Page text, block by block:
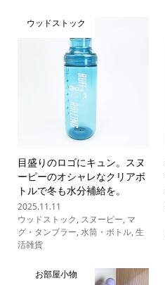
ウッドストック
目盛りのロゴにキュン。スヌ
ーピーのオシャレなクリアボ
トルで冬も水分補給を。
2025.11.11
ウッドストック, スヌーピー, マ
グ・タンブラー,水筒・ボトル,生
活雑貨
お部屋小物